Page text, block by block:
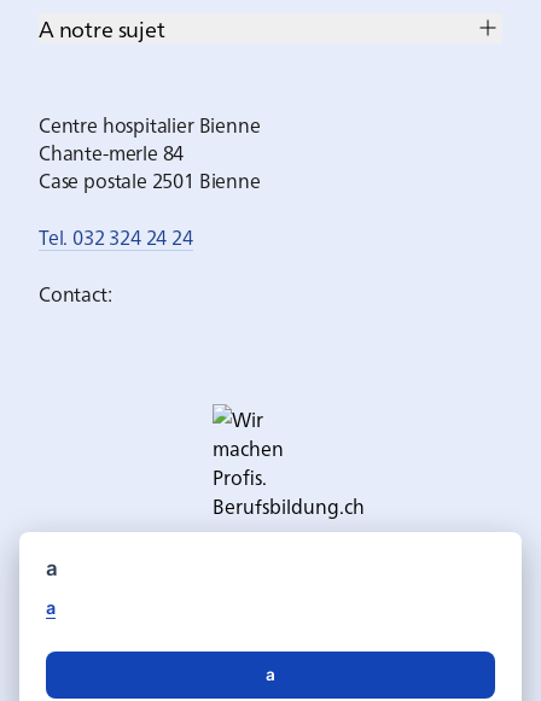
A notre sujet
Centre hospitalier Bienne
Chante-merle 84
Case postale 2501 Bienne
Tel. 032 324 24 24
Contact:
Français
a
a
a